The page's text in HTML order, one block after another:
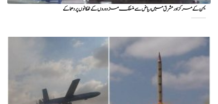
یمن کے مرکز اور مشرق میں ریاض سے منسلک مزدوروں کے ٹھکانوں پر دھماکے